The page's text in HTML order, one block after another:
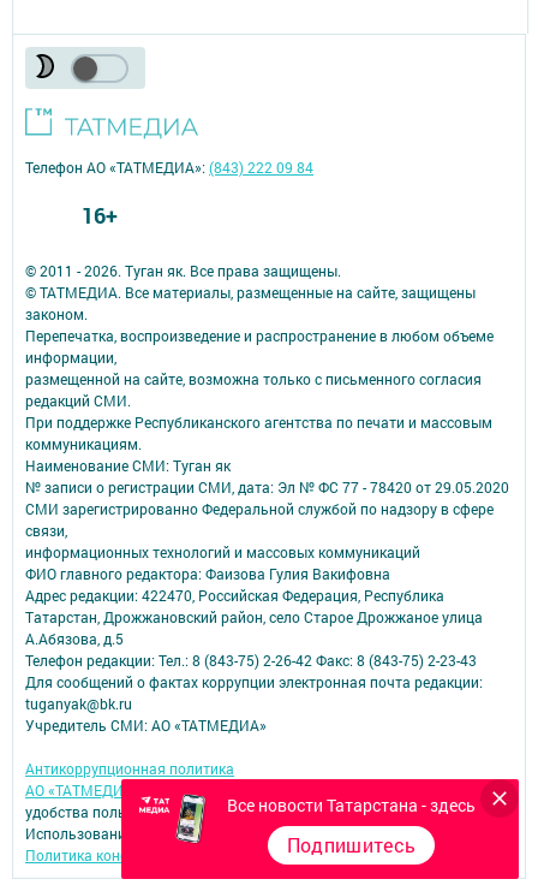
Все новости Татарстана - здесь
Подпишитесь
© 2011 - 2026. Туган як. Все права защищены.
© ТАТМЕДИА. Все материалы, размещенные на сайте, защищены
законом.
Перепечатка, воспроизведение и распространение в любом объеме
информации,
размещенной на сайте, возможна только с письменного согласия
редакций СМИ.
При поддержке Республиканского агентства по печати и массовым
коммуникациям.
Наименование СМИ: Туган як
№ записи о регистрации СМИ, дата: Эл № ФС 77 - 78420 от 29.05.2020
СМИ зарегистрированно Федеральной службой по надзору в сфере
связи,
информационных технологий и массовых коммуникаций
ФИО главного редактора: Фаизова Гулия Вакифовна
Адрес редакции: 422470, Российская Федерация, Республика
Татарстан, Дрожжановский район, село Старое Дрожжаное улица
А.Абязова, д.5
Телефон редакции: Тел.: 8 (843-75) 2-26-42 Факс: 8 (843-75) 2-23-43
Для сообщений о фактах коррупции электронная почта редакции:
tuganyak@bk.ru
Учредитель СМИ: АО «ТАТМЕДИА»
Антикоррупционная политика
АО «ТАТМЕДИА» использует «cookie»
для персонализации сервисов и
удобства пользователей сайтом.
Использование «cookie» можно отменить в настройках браузера.
Политика конфиденциальности
Телефон АО «ТАТМЕДИА»:(843) 222 09 84
16+